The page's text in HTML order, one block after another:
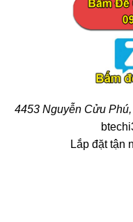
4453 Nguyễn Cửu
Lắp đặt tận